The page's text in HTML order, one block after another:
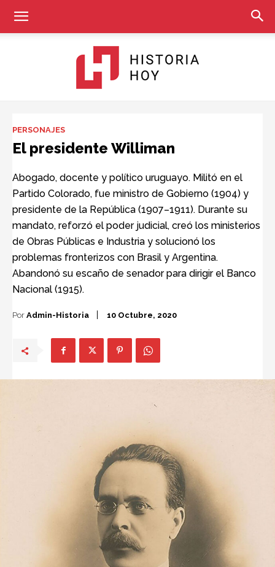
PERSONAJES
El presidente Williman
Abogado, docente y político uruguayo. Militó en el
Partido Colorado, fue ministro de Gobierno (1904) y
presidente de la República (1907–1911). Durante su
mandato, reforzó el poder judicial, creó los ministerios
de Obras Públicas e Industria y solucionó los
problemas fronterizos con Brasil y Argentina.
Abandonó su escaño de senador para dirigir el Banco
Nacional (1915).
Por Admin-Historia 10 Octubre, 2020